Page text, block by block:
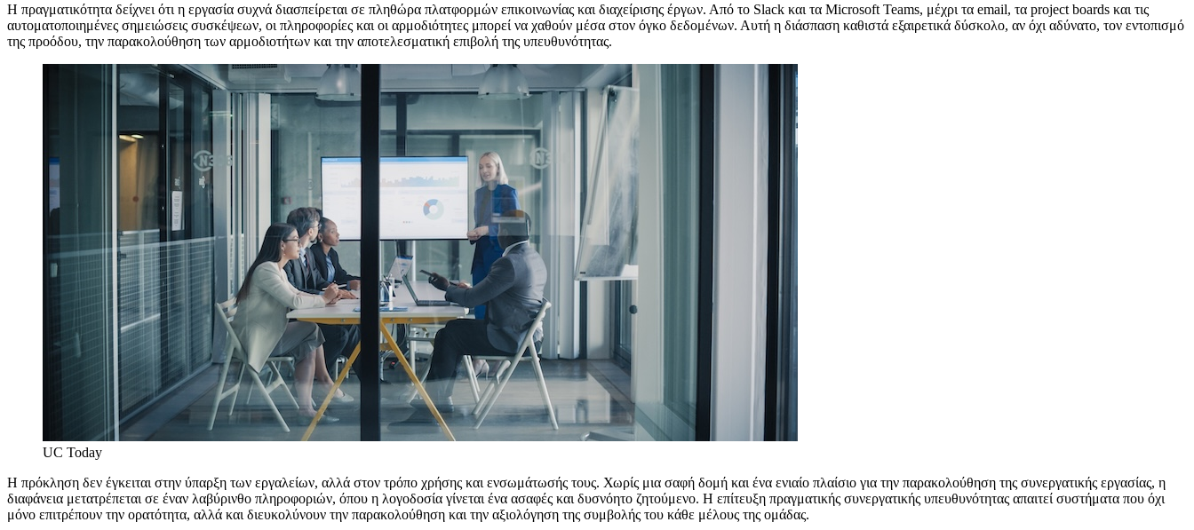
Η πραγματικότητα δείχνει ότι η εργασία συχνά διασπείρεται σε πληθώρα πλατφορμών επικοινωνίας και διαχείρισης έργων. Από το Slack και τα Microsoft Teams, μέχρι τα email, τα project boards και τις
αυτοματοποιημένες σημειώσεις συσκέψεων, οι πληροφορίες και οι αρμοδιότητες μπορεί να χαθούν μέσα στον όγκο δεδομένων. Αυτή η διάσπαση καθιστά εξαιρετικά δύσκολο, αν όχι αδύνατο, τον εντοπισμό
της προόδου, την παρακολούθηση των αρμοδιοτήτων και την αποτελεσματική επιβολή της υπευθυνότητας.
UC Today
Η πρόκληση δεν έγκειται στην ύπαρξη των εργαλείων, αλλά στον τρόπο χρήσης και ενσωμάτωσής τους. Χωρίς μια σαφή δομή και ένα ενιαίο πλαίσιο για την παρακολούθηση της συνεργατικής εργασίας, η
διαφάνεια μετατρέπεται σε έναν λαβύρινθο πληροφοριών, όπου η λογοδοσία γίνεται ένα ασαφές και δυσνόητο ζητούμενο. Η επίτευξη πραγματικής συνεργατικής υπευθυνότητας απαιτεί συστήματα που όχι
μόνο επιτρέπουν την ορατότητα, αλλά και διευκολύνουν την παρακολούθηση και την αξιολόγηση της συμβολής του κάθε μέλους της ομάδας.